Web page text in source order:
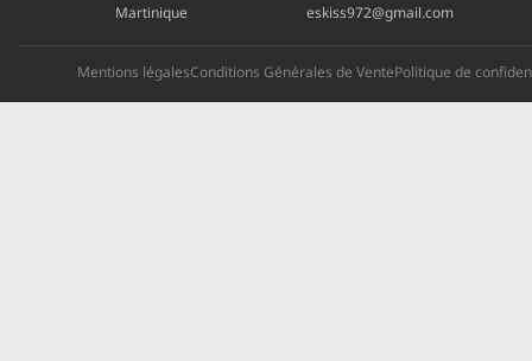
Martinique
eskiss972@gmail.com
Mentions légalesConditions Générales de VentePolitique de